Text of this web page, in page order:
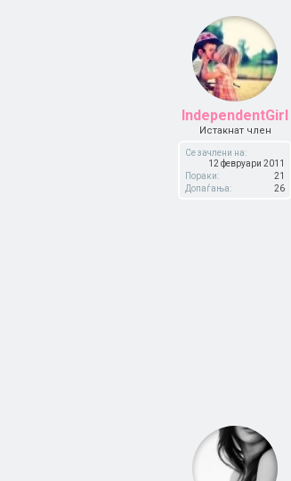
IndependentGirl
Истакнат член
Се зачлени на:
12 февруари 2011
Пораки:
21
Допаѓања:
26